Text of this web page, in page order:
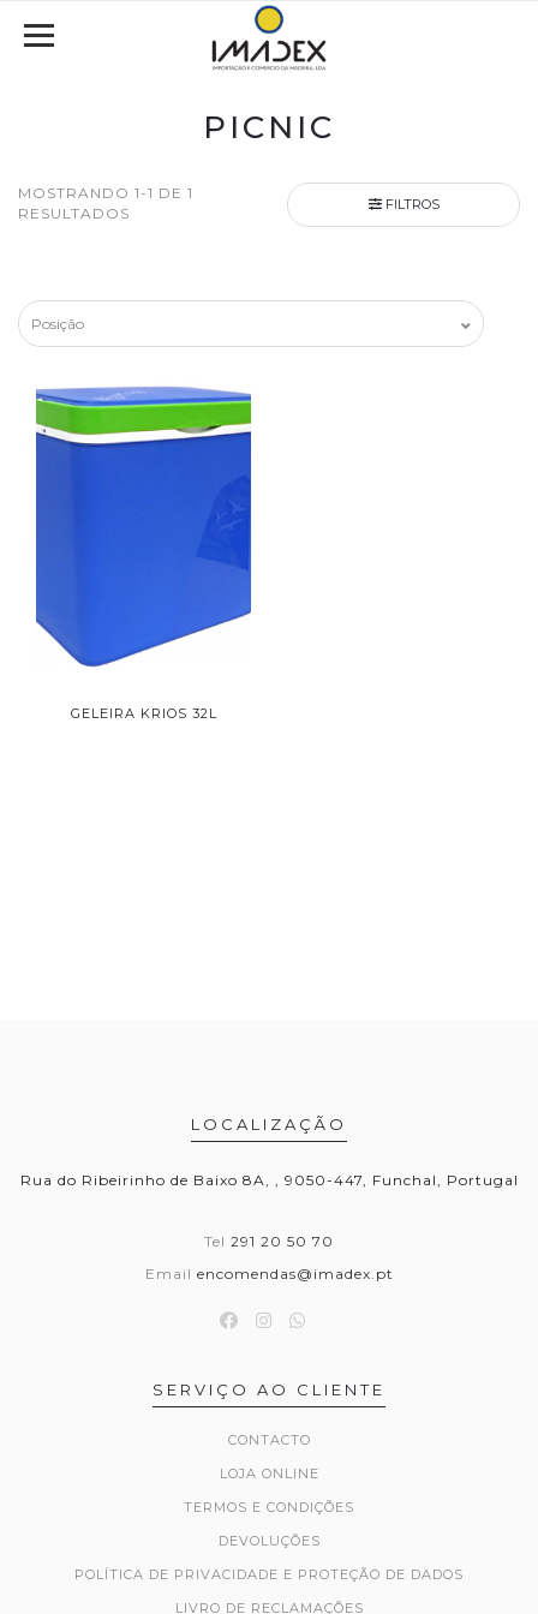
PICNIC
MOSTRANDO 1-1 DE 1
RESULTADOS
FILTROS
GELEIRA KRIOS 32L
LOCALIZAÇÃO
Rua do Ribeirinho de Baixo 8A, , 9050-447, Funchal, Portugal
Tel 291 20 50 70
Email encomendas@imadex.pt
SERVIÇO AO CLIENTE
CONTACTO
LOJA ONLINE
TERMOS E CONDIÇÕES
DEVOLUÇÕES
POLÍTICA DE PRIVACIDADE E PROTEÇÃO DE DADOS
LIVRO DE RECLAMAÇÕES